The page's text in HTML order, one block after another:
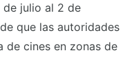
de julio al 2 de
que las autoridades
de cines en zonas de